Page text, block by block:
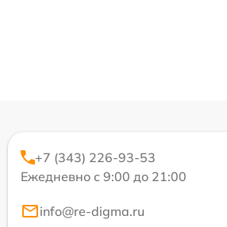
+7 (343) 226-93-53
Ежедневно с 9:00 до 21:00
info@re-digma.ru